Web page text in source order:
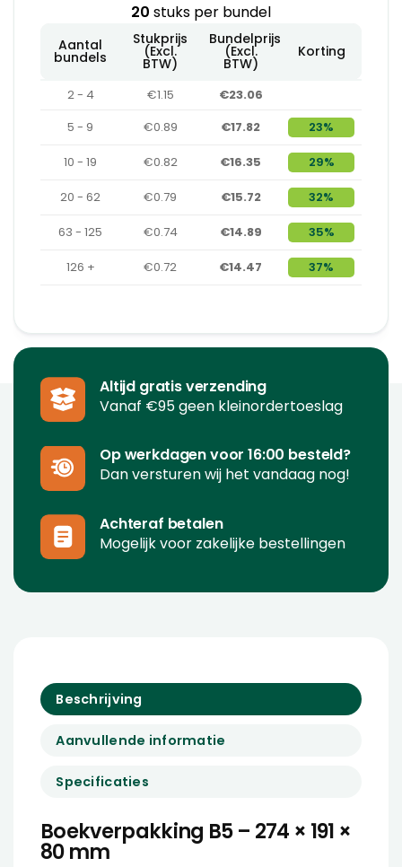
20 stuks per bundel
Aantal
bundels
Stukprijs
(Excl.
BTW)
Bundelprijs
(Excl.
BTW)
Korting
2 - 4 €1.15
€23.06
5 - 9
€0.89 €17.82 23%
10 - 19 €0.82 €16.35 29%
20 - 62 €0.79 €15.72 32%
63 - 125 €0.74 €14.89 35%
126 + €0.72 €14.47 37%
Altijd gratis verzending
Vanaf €95 geen kleinordertoeslag
Op werkdagen voor 16:00 besteld?
Dan versturen wij het vandaag nog!
Achteraf betalen
Mogelijk voor zakelijke bestellingen
Beschrijving
Aanvullende informatie
Specificaties
Boekverpakking B5 – 274 × 191 ×
80 mm